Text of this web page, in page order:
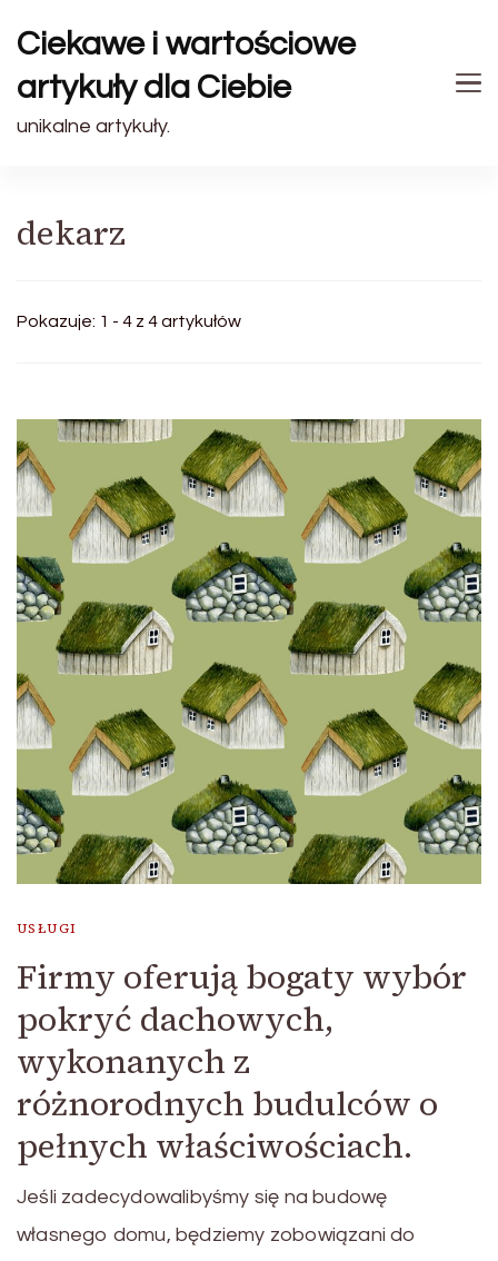
Ciekawe i wartościowe
artykuły dla Ciebie
unikalne artykuły.
dekarz
Pokazuje: 1 - 4 z 4 artykułów
USŁUGI
Firmy oferują bogaty wybór
pokryć dachowych,
wykonanych z
różnorodnych budulców o
pełnych właściwościach.
Jeśli zadecydowalibyśmy się na budowę
własnego domu, będziemy zobowiązani do